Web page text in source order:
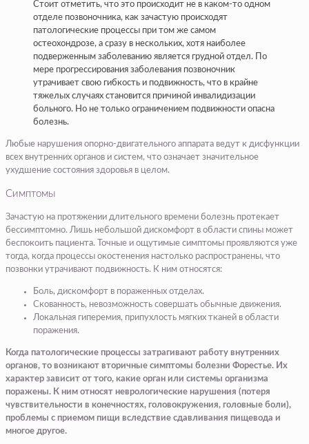
Стоит отметить, что это происходит не в каком-то одном
отделе позвоночника, как зачастую происходят
патологические процессы при том же самом
остеохондрозе, а сразу в нескольких, хотя наиболее
подверженным заболеванию является грудной отдел. По
мере прогрессирования заболевания позвоночник
утрачивает свою гибкость и подвижность, что в крайне
тяжелых случаях становится причиной инвалидизации
больного. Но не только ограничением подвижности опасна
болезнь.
Любые нарушения опорно-двигательного аппарата ведут к дисфункции
всех внутренних органов и систем, что означает значительное
ухудшение состояния здоровья в целом.
Симптомы
Зачастую на протяжении длительного времени болезнь протекает
бессимптомно. Лишь небольшой дискомфорт в области спины может
беспокоить пациента. Точные и ощутимые симптомы проявляются уже
тогда, когда процессы окостенения настолько распространены, что
позвонки утрачивают подвижность. К ним относятся:
Боль, дискомфорт в пораженных отделах.
Скованность, невозможность совершать обычные движения.
Локальная гиперемия, припухлость мягких тканей в области
поражения.
Когда патологические процессы затрагивают работу внутренних
органов, то возникают вторичные симптомы болезни Форестье. Их
характер зависит от того, какие орган или системы организма
поражены. К ним относят неврологические нарушения (потеря
чувствительности в конечностях, головокружения, головные боли),
проблемы с приемом пищи вследствие сдавливания пищевода и
многое другое.